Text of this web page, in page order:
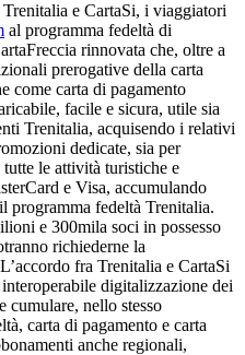
e CartaSi, i viaggiatori
al programma fedeltà di
rinnovata che, oltre a
prerogative della carta
come carta di pagamento
facile e sicura, utile sia
Trenitalia, acquisendo i relativi
dedicate, sia per
le attività turistiche e
e Visa, accumulando
programma fedeltà Trenitalia.
e 300mila soci in possesso
richiederne la
fra Trenitalia e CartaSi
digitalizzazione dei
cumulare, nello stesso
carta di pagamento e carta
anche regionali,